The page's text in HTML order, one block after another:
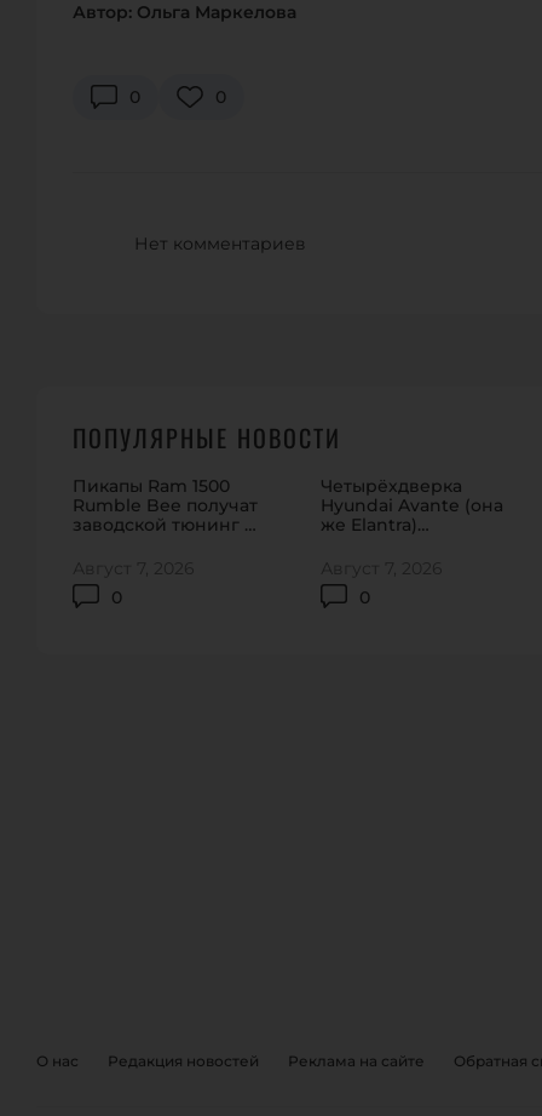
Автор: Ольга Маркелова
0 0
Нет комментариев
ПОПУЛЯРНЫЕ НОВОСТИ
Пикапы Ram 1500
Rumble Bee получат
заводской тюнинг на
0
Август 7, 2026
Четырёхдверка
Hyundai Avante (она
же Elantra)
0
Август 7, 2026
О нас Редакция новостей Реклама на сайте Обратная